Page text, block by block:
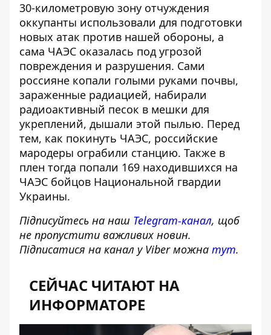
30-километровую зону отчуждения
оккупанты использовали для подготовки
новых атак против нашей обороны, а
сама ЧАЭС оказалась под угрозой
повреждения и разрушения. Сами
россияне копали голыми руками почвы,
зараженные радиацией, набирали
радиоактивный песок в мешки для
укреплений, дышали этой пылью. Перед
тем, как покинуть ЧАЭС, российские
мародеры ограбили станцию. Также в
плен тогда попали 169 находившихся на
ЧАЭС бойцов Национальной гвардии
Украины.
Підписуйтесь на наш Telegram-канал, щоб
не пропустити важливих новин.
Підписатися на канал у Viber можна тут.
СЕЙЧАС ЧИТАЮТ НА
ИНФОРМАТОРЕ